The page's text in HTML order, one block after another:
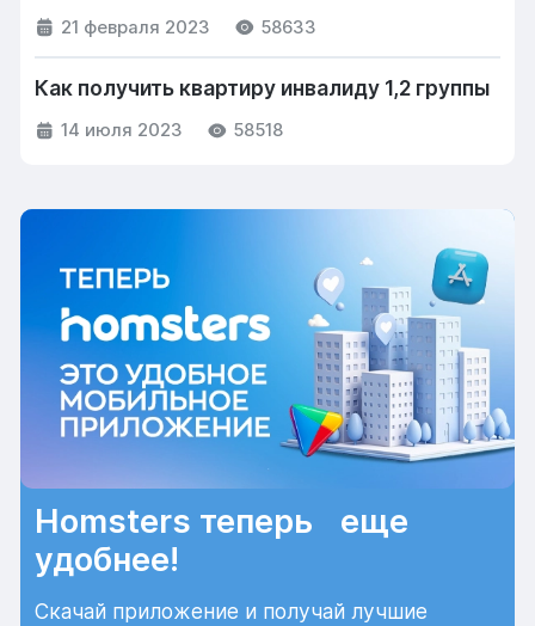
21 февраля 2023 58633
Как получить квартиру инвалиду 1,2 группы
14 июля 2023 58518
Homsters теперь еще
удобнее!
Скачай приложение и получай лучшие